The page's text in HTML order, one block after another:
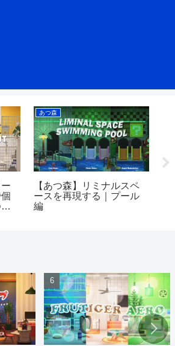
あつ森
【あつ森】リミナルスペ
ースを再現する｜プール
編